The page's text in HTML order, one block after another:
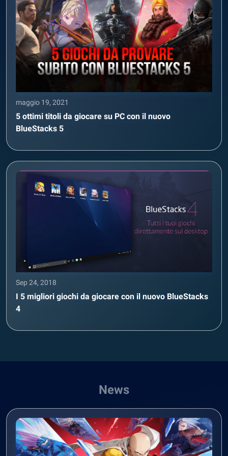
maggio 19, 2021
5 ottimi titoli da giocare su PC con il nuovo
BlueStacks 5
Sep 24, 2018
I 5 migliori giochi da giocare con il nuovo BlueStacks
4
News